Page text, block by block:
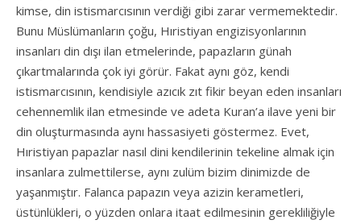
kimse, din istismarcısının verdiği gibi zarar vermemektedir.
Bunu Müslümanların çoğu, Hıristiyan engizisyonlarının
insanları din dışı ilan etmelerinde, papazların günah
çıkartmalarında çok iyi görür. Fakat aynı göz, kendi
istismarcısının, kendisiyle azıcık zıt fikir beyan eden insanları
cehennemlik ilan etmesinde ve adeta Kuran’a ilave yeni bir
din oluşturmasında aynı hassasiyeti göstermez. Evet,
Hıristiyan papazlar nasıl dini kendilerinin tekeline almak için
insanlara zulmettilerse, aynı zulüm bizim dinimizde de
yaşanmıştır. Falanca papazın veya azizin kerametleri,
üstünlükleri, o yüzden onlara itaat edilmesinin gerekliliğiyle